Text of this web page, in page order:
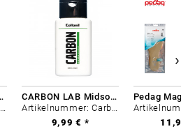
400 ml
Artikelnummer: Carbon-0
CARBON LAB Midsole Cleaner
Artikelnummer: Carbon-0
9,99 € *
11,99